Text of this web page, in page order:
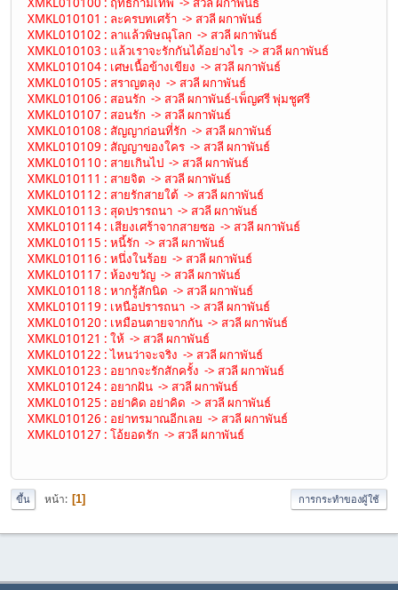
XMKL010101 : ละครบทเศร้า -> สวลี ผกาพันธ์
XMKL010102 : ลาแล้วพิษณุโลก -> สวลี ผกาพันธ์
XMKL010103 : แล้วเราจะรักกันได้อย่างไร -> สวลี ผกาพันธ์
XMKL010104 : เศษเนื้อข้างเขียง -> สวลี ผกาพันธ์
XMKL010105 : สราญตลุง -> สวลี ผกาพันธ์
XMKL010106 : สอนรัก -> สวลี ผกาพันธ์-เพ็ญศรี พุ่มชูศรี
XMKL010107 : สอนรัก -> สวลี ผกาพันธ์
XMKL010108 : สัญญาก่อนที่รัก -> สวลี ผกาพันธ์
XMKL010109 : สัญญาของใคร -> สวลี ผกาพันธ์
XMKL010110 : สายเกินไป -> สวลี ผกาพันธ์
XMKL010111 : สายจิต -> สวลี ผกาพันธ์
XMKL010112 : สายรักสายใต้ -> สวลี ผกาพันธ์
XMKL010113 : สุดปรารถนา -> สวลี ผกาพันธ์
XMKL010114 : เสียงเศร้าจากสายซอ -> สวลี ผกาพันธ์
XMKL010115 : หนี้รัก -> สวลี ผกาพันธ์
XMKL010116 : หนึ่งในร้อย -> สวลี ผกาพันธ์
XMKL010117 : ห้องขวัญ -> สวลี ผกาพันธ์
XMKL010118 : หากรู้สักนิด -> สวลี ผกาพันธ์
XMKL010119 : เหนือปรารถนา -> สวลี ผกาพันธ์
XMKL010120 : เหมือนตายจากกัน -> สวลี ผกาพันธ์
XMKL010121 : ให้ -> สวลี ผกาพันธ์
XMKL010122 : ไหนว่าจะจริง -> สวลี ผกาพันธ์
XMKL010123 : อยากจะรักสักครั้ง -> สวลี ผกาพันธ์
XMKL010124 : อยากฝัน -> สวลี ผกาพันธ์
XMKL010125 : อย่าคิด อย่าคิด -> สวลี ผกาพันธ์
XMKL010126 : อย่าทรมาณอีกเลย -> สวลี ผกาพันธ์
XMKL010127 : โอ้ยอดรัก -> สวลี ผกาพันธ์
ขึ้น หน้า 1 การกระทำของผู้ใช้